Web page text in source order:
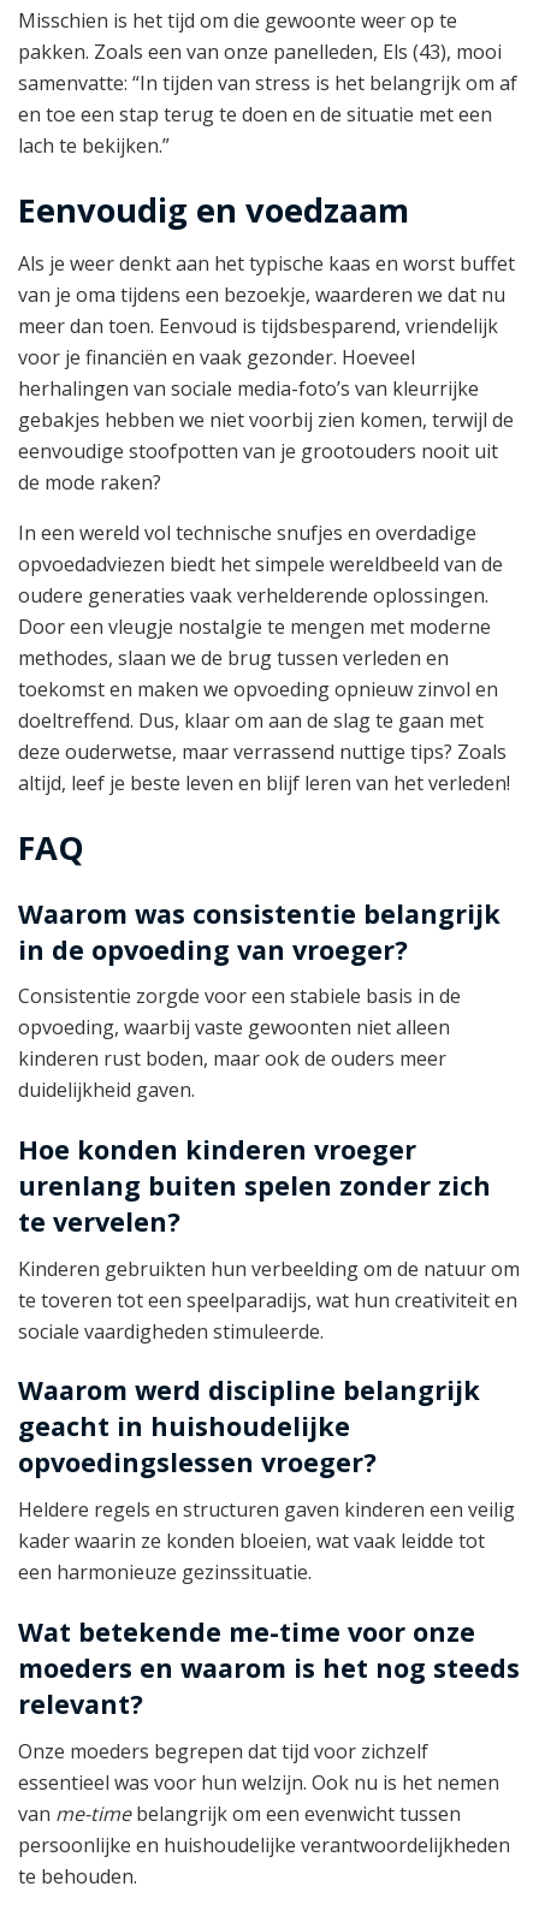
Misschien is het tijd om die gewoonte weer op te
pakken. Zoals een van onze panelleden, Els (43), mooi
samenvatte: “In tijden van stress is het belangrijk om af
en toe een stap terug te doen en de situatie met een
lach te bekijken.”
Eenvoudig en voedzaam
Als je weer denkt aan het typische kaas en worst buffet
van je oma tijdens een bezoekje, waarderen we dat nu
meer dan toen. Eenvoud is tijdsbesparend, vriendelijk
voor je financiën en vaak gezonder. Hoeveel
herhalingen van sociale media-foto’s van kleurrijke
gebakjes hebben we niet voorbij zien komen, terwijl de
eenvoudige stoofpotten van je grootouders nooit uit
de mode raken?
In een wereld vol technische snufjes en overdadige
opvoedadviezen biedt het simpele wereldbeeld van de
oudere generaties vaak verhelderende oplossingen.
Door een vleugje nostalgie te mengen met moderne
methodes, slaan we de brug tussen verleden en
toekomst en maken we opvoeding opnieuw zinvol en
doeltreffend. Dus, klaar om aan de slag te gaan met
deze ouderwetse, maar verrassend nuttige tips? Zoals
altijd, leef je beste leven en blijf leren van het verleden!
FAQ
Waarom was consistentie belangrijk
in de opvoeding van vroeger?
Consistentie zorgde voor een stabiele basis in de
opvoeding, waarbij vaste gewoonten niet alleen
kinderen rust boden, maar ook de ouders meer
duidelijkheid gaven.
Hoe konden kinderen vroeger
urenlang buiten spelen zonder zich
te vervelen?
Kinderen gebruikten hun verbeelding om de natuur om
te toveren tot een speelparadijs, wat hun creativiteit en
sociale vaardigheden stimuleerde.
Waarom werd discipline belangrijk
geacht in huishoudelijke
opvoedingslessen vroeger?
Heldere regels en structuren gaven kinderen een veilig
kader waarin ze konden bloeien, wat vaak leidde tot
een harmonieuze gezinssituatie.
Wat betekende me-time voor onze
moeders en waarom is het nog steeds
relevant?
Onze moeders begrepen dat tijd voor zichzelf
essentieel was voor hun welzijn. Ook nu is het nemen
van me-timebelangrijk om een evenwicht tussen
persoonlijke en huishoudelijke verantwoordelijkheden
te behouden.